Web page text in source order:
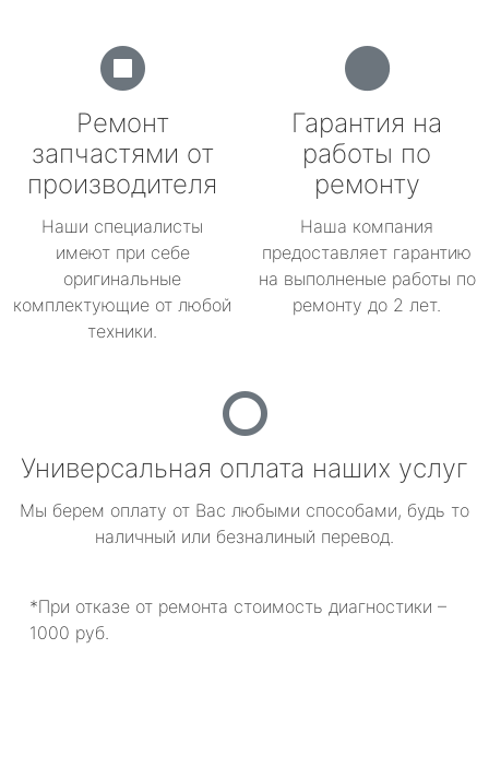
Ремонт
запчастями от
производителя
Наши специалисты
имеют при себе
оригинальные
комплектующие от любой
техники.
Гарантия на
работы по
ремонту
Наша компания
предоставляет гарантию
на выполненые работы по
ремонту до 2 лет.
Универсальная оплата наших услуг
Мы берем оплату от Вас любыми способами, будь то
наличный или безналиный перевод.
*При отказе от ремонта стоимость диагностики –
1000 руб.